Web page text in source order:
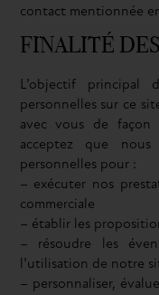
contact mentionnée
FINALITÉ
L’objectif
personnelles sur ce
avec vous de façon
acceptez que
personnelles pour :
– exécuter nos
commerciale
– établir les
– résoudre les
l’utilisation de notre
– personnaliser,